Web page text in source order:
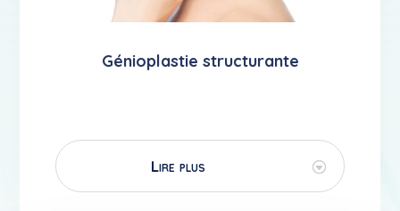
Génioplastie structurante
Lire plus